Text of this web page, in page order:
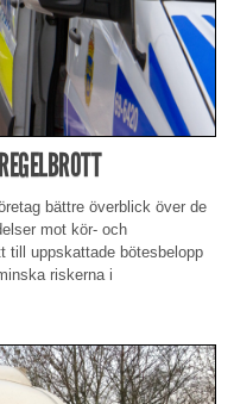
bättre överblick över de
mot kör- och
till uppskattade bötesbelopp
riskerna i